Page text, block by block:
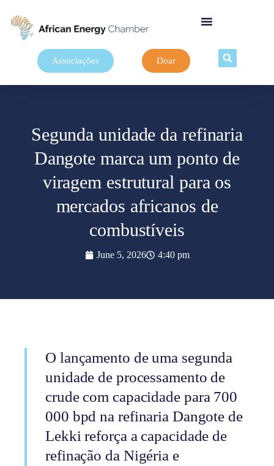
Associações Doar
Segunda unidade da refinaria
Dangote marca um ponto de
viragem estrutural para os
mercados africanos de
combustíveis
June 5, 2026 4:40 pm
O lançamento de uma segunda
unidade de processamento de
crude com capacidade para 700
000 bpd na refinaria Dangote de
Lekki reforça a capacidade de
refinação da Nigéria e